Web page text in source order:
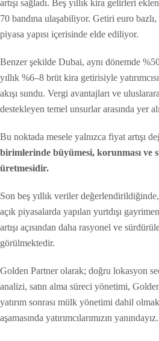
artışı sağladı. Beş yıllık kira gelirleri
70 bandına ulaşabiliyor. Getiri euro
piyasa yapısı içerisinde elde ediliyor.
Benzer şekilde Dubai, aynı dönemde
yıllık %6–8 brüt kira getirisiyle
akışı sundu. Vergi avantajları ve
destekleyen temel unsurlar arasında yer
Bu noktada mesele yalnızca fiyat artışı
birimlerinde büyümesi, korunması ve
üretmesidir.
Son beş yıllık veriler
açık piyasalarda yapılan yurtdışı
artışı açısından daha rasyonel ve
görülmektedir.
Golden Partner olarak; doğru lokasyon
analizi, satın alma süreci yönetimi,
yatırım sonrası mülk yönetimi dahil
aşamasında yatırımcılarımızın yanındayız.